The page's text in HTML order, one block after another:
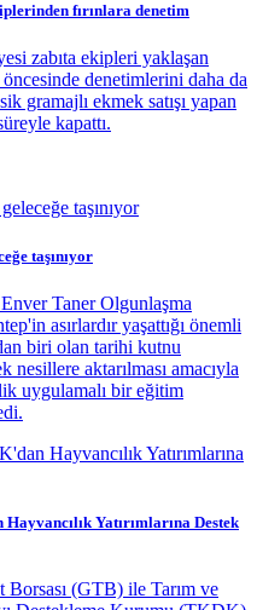
fırınlara denetim
zabıta ekipleri yaklaşan
denetimlerini daha da
gramajlı ekmek satışı yapan
kapattı.
taşınıyor
Taner Olgunlaşma
asırlardır yaşattığı önemli
biri olan tarihi kutnu
nesillere aktarılması amacıyla
uygulamalı bir eğitim
Yatırımlarına Destek
Borsası (GTB) ile Tarım ve